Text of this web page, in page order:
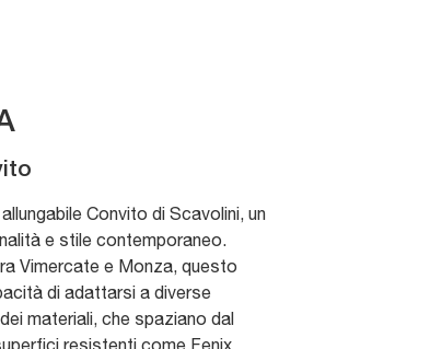
Convito di Scavolini, un
e stile contemporaneo.
Vimercate e Monza, questo
di adattarsi a diverse
materiali, che spaziano dal
resistenti come Fenix